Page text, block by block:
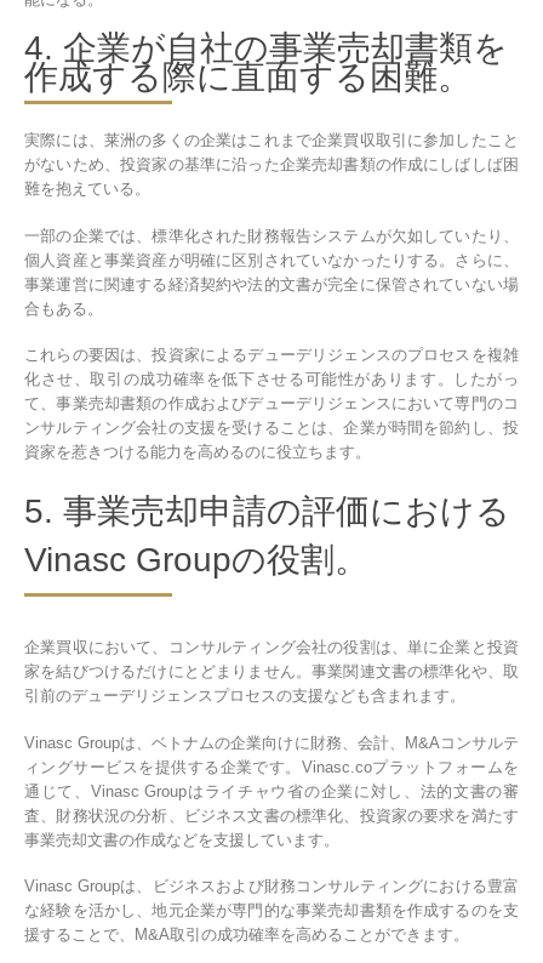
4. 企業が自社の事業売却書類を
作成する際に直面する困難。
実際には、莱洲の多くの企業はこれまで企業買収取引に参加したこと
がないため、投資家の基準に沿った企業売却書類の作成にしばしば困
難を抱えている。
一部の企業では、標準化された財務報告システムが欠如していたり、
個人資産と事業資産が明確に区別されていなかったりする。さらに、
事業運営に関連する経済契約や法的文書が完全に保管されていない場
合もある。
これらの要因は、投資家によるデューデリジェンスのプロセスを複雑
化させ、取引の成功確率を低下させる可能性があります。したがっ
て、事業売却書類の作成およびデューデリジェンスにおいて専門のコ
ンサルティング会社の支援を受けることは、企業が時間を節約し、投
資家を惹きつける能力を高めるのに役立ちます。
5. 事業売却申請の評価における
Vinasc Groupの役割。
企業買収において、コンサルティング会社の役割は、単に企業と投資
家を結びつけるだけにとどまりません。事業関連文書の標準化や、取
引前のデューデリジェンスプロセスの支援なども含まれます。
Vinasc Groupは、ベトナムの企業向けに財務、会計、M&Aコンサルテ
ィングサービスを提供する企業です。Vinasc.coプラットフォームを
通じて、Vinasc Groupはライチャウ省の企業に対し、法的文書の審
査、財務状況の分析、ビジネス文書の標準化、投資家の要求を満たす
事業売却文書の作成などを支援しています。
Vinasc Groupは、ビジネスおよび財務コンサルティングにおける豊富
な経験を活かし、地元企業が専門的な事業売却書類を作成するのを支
援することで、M&A取引の成功確率を高めることができます。